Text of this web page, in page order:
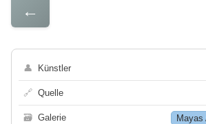
←
👤 Künstler
🔗 Quelle
🗃 Galerie Mayas